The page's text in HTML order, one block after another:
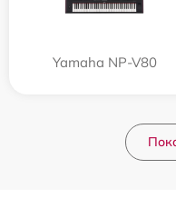
Yamaha NP-V80